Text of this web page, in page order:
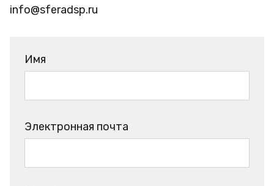
info@sferadsp.ru
Имя
Электронная почта